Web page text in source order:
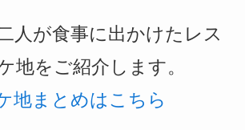
人が食事に出かけたレス
地をご紹介します。
地まとめはこちら